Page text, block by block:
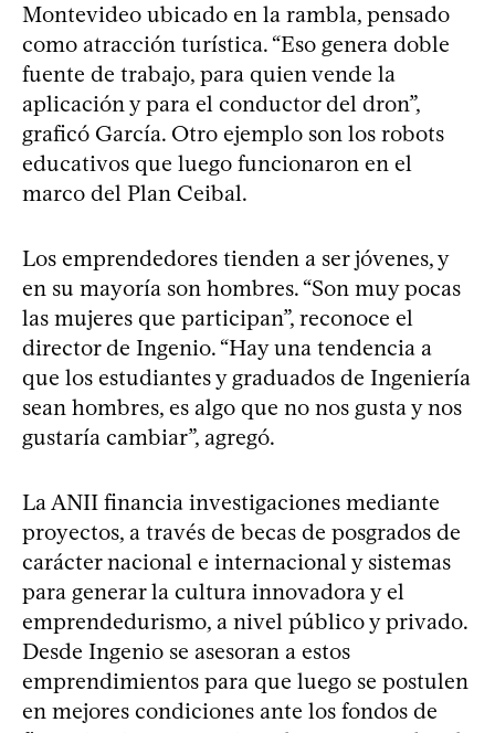
Montevideo ubicado en la rambla, pensado
como atracción turística. “Eso genera doble
fuente de trabajo, para quien vende la
aplicación y para el conductor del dron”,
graficó García. Otro ejemplo son los robots
educativos que luego funcionaron en el
marco del Plan Ceibal.
Los emprendedores tienden a ser jóvenes, y
en su mayoría son hombres. “Son muy pocas
las mujeres que participan”, reconoce el
director de Ingenio. “Hay una tendencia a
que los estudiantes y graduados de Ingeniería
sean hombres, es algo que no nos gusta y nos
gustaría cambiar”, agregó.
La ANII financia investigaciones mediante
proyectos, a través de becas de posgrados de
carácter nacional e internacional y sistemas
para generar la cultura innovadora y el
emprendedurismo, a nivel público y privado.
Desde Ingenio se asesoran a estos
emprendimientos para que luego se postulen
en mejores condiciones ante los fondos de